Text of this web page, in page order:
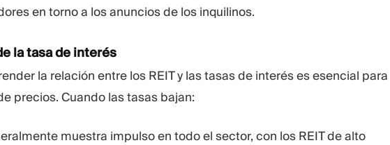
en torno a los anuncios de los inquilinos.
la tasa de interés
la relación entre los REIT y las tasas de interés es esencial para
precios. Cuando las tasas bajan:
muestra impulso en todo el sector, con los REIT de alto